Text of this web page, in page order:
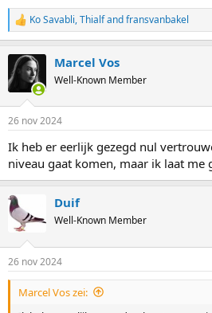
R
e
c
t
s
Ko Savabli,Thialfandfransvanbakel
Marcel Vos
Well-Known Member
26 nov 2024
Ik heb er eerlijk gezegd nul
niveau gaat komen, maar ik laat me
Duif
Well-Known Member
26 nov 2024
Marcel Vos zei: